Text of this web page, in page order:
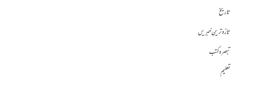
تاریخ
تازہ ترین خبریں
تبصرہ کتب
تعلیم